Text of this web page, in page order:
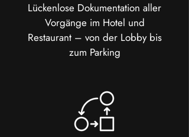
Lückenlose Dokumentation aller
Vorgänge im Hotel und
Restaurant – von der Lobby bis
zum Parking